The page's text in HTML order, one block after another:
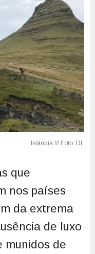
que
nos países
da extrema
de luxo
munidos de